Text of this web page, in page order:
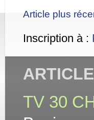
Article plus
Inscription à :
TV 30